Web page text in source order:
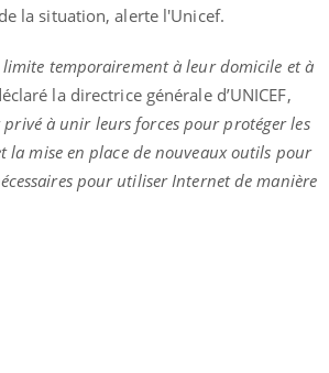
la situation, alerte l'Unicef.
limite temporairement à leur domicile et à
la directrice générale d’UNICEF,
privé à unir leurs forces pour protéger les
la mise en place de nouveaux outils pour
pour utiliser Internet de manière